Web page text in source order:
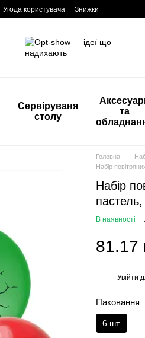
Угода користувача Знижки
Сервіруваня
столу
та
Головна
Набір
Набір
В наявності
81.17
Увійти
Паковання
6 шт.